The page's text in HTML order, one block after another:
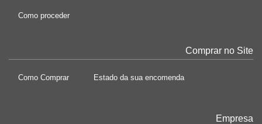
Como proceder
Comprar no Site
Como Comprar Estado da sua encomenda
Empresa